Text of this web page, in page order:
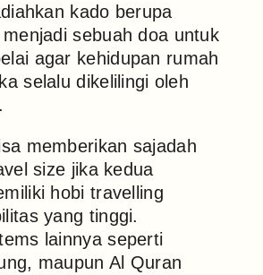
kado berupa
sebuah doa untuk
agar kehidupan rumah
selalu dikelilingi oleh
memberikan sajadah
size jika kedua
hobi travelling
yang tinggi.
lainnya seperti
maupun Al Quran